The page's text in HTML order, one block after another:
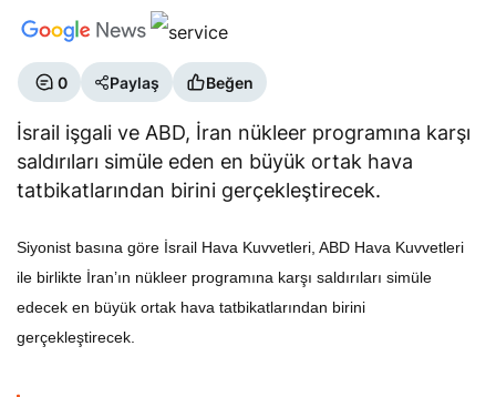
0 Paylaş Beğen
İsrail işgali ve ABD, İran nükleer programına karşı
saldırıları simüle eden en büyük ortak hava
tatbikatlarından birini gerçekleştirecek.
Siyonist basına göre İsrail Hava Kuvvetleri, ABD Hava Kuvvetleri
ile birlikte İran’ın nükleer programına karşı saldırıları simüle
edecek en büyük ortak hava tatbikatlarından birini
gerçekleştirecek.